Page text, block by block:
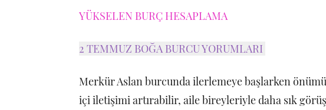
YÜKSELEN BURÇ HESAPLAMA
2 TEMMUZ BOĞA BURCU YORUMLARI
Merkür Aslan burcunda ilerlemeye başlarken
içi iletişimi artırabilir, aile bireyleriyle daha sık